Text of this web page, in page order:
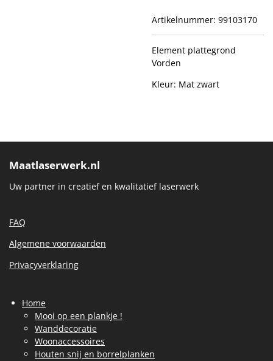
Artikelnummer: 99103170
Element plattegrond
Vorden
Kleur: Mat zwart
Maatlaserwerk.nl
Uw partner in creatief en kwalitatief laserwerk
FAQ
Algemene voorwaarden
Privacyverklaring
Home
Mooi op een plankje !
Wanddecoratie
Woonaccessoires
Houten snij en borrelplanken